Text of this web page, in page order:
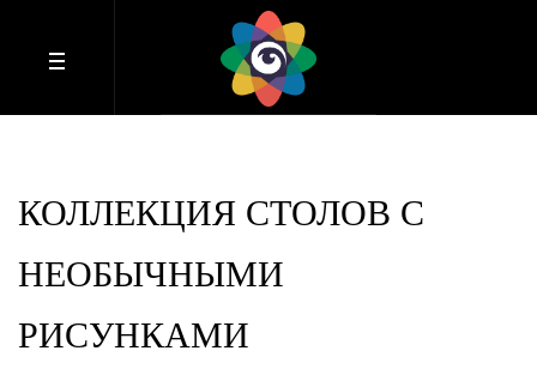
КОЛЛЕКЦИЯ СТОЛОВ С
НЕОБЫЧНЫМИ
РИСУНКАМИ